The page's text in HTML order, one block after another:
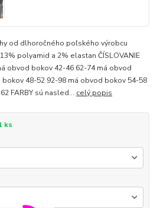
od dlhoročného poľského výrobcu
polyamid a 2% elastan ČÍSLOVANIE
obvod bokov 42-46 62-74 má obvod
48-52 92-98 má obvod bokov 54-58
FARBY sú nasled... celý popis
ks